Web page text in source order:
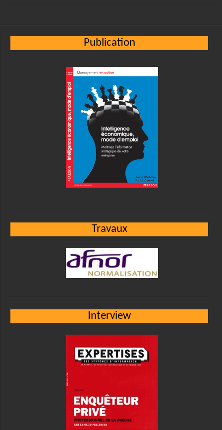
Publication
Travaux
Interview